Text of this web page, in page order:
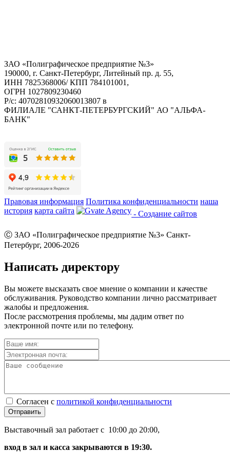
ЗАО «Полиграфическое предприятие №3»
190000, г. Санкт-Петербург, Литейный пр. д. 55,
ИНН 7825368006/ КПП 784101001,
ОГРН 1027809230460
Р/с: 40702810932060013807 в
ФИЛИАЛЕ "САНКТ-ПЕТЕРБУРГСКИЙ" АО "АЛЬФА-
БАНК"
Правовая информация Политика конфиденциальности наша
история карта сайта - Создание сайтов
Ⓒ ЗАО «Полиграфическое предприятие №3» Санкт-
Петербург, 2006-2026
Написать директору
Вы можете высказать свое мнение о компании и качестве
обслуживания. Руководство компании лично рассматривает
жалобы и предложения.
После рассмотрения проблемы, мы дадим ответ по
электронной почте или по телефону.
Согласен с политикой конфиденциальности
Отправить
Выставочный зал работает с 10:00 до 20:00,
вход в зал и касса закрываются в 19:30.